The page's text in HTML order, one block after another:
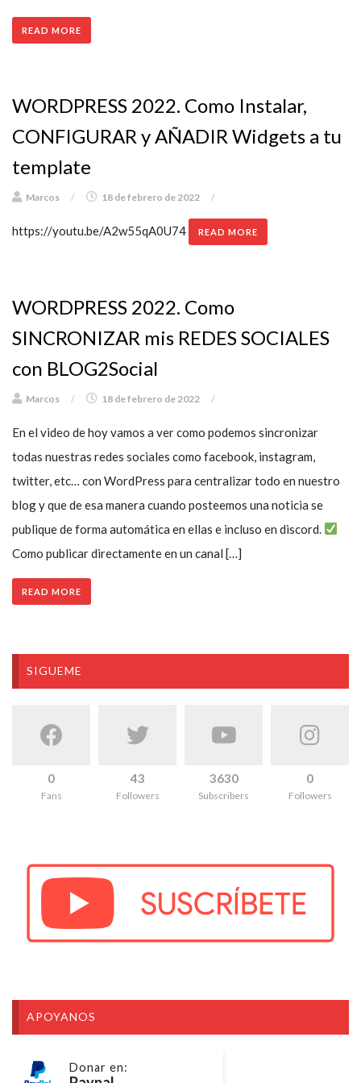
READ MORE
WORDPRESS 2022. Como Instalar,
CONFIGURAR y AÑADIR Widgets a tu
template
Marcos / 18 de febrero de 2022 /
https://youtu.be/A2w55qA0U74 READ MORE
WORDPRESS 2022. Como
SINCRONIZAR mis REDES SOCIALES
con BLOG2Social
Marcos / 18 de febrero de 2022 /
En el video de hoy vamos a ver como podemos sincronizar
todas nuestras redes sociales como facebook, instagram,
twitter, etc… con WordPress para centralizar todo en nuestro
blog y que de esa manera cuando posteemos una noticia se
publique de forma automática en ellas e incluso en discord.
Como publicar directamente en un canal […]
READ MORE
SIGUEME
0
Fans
43
Followers
3630
Subscribers
0
Followers
APOYANOS
Donar en: